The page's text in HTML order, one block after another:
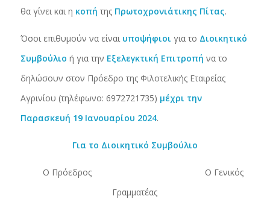
θα γίνει και η κοπή τηςΠρωτοχρονιάτικης Πίτας.
Όσοι επιθυμούν να είναι υποψήφιοι για το Διοικητικό
Συμβούλιο ή για την Εξελεγκτική Επιτροπή να το
δηλώσουν στον Πρόεδρο της Φιλοτελικής Εταιρείας
Αγρινίου (τηλέφωνο: 6972721735) μέχρι την
Παρασκευή 19 Ιανουαρίου 2024.
Για το Διοικητικό Συμβούλιο
Ο Πρόεδρος Ο Γενικός
Γραμματέας